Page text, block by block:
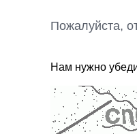
Пожалуйста,
Нам нужно